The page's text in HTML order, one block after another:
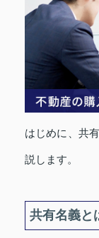
はじめに、共
説します。
共有名義と